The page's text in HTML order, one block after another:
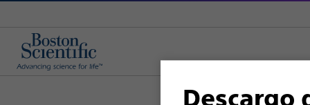
Descargo